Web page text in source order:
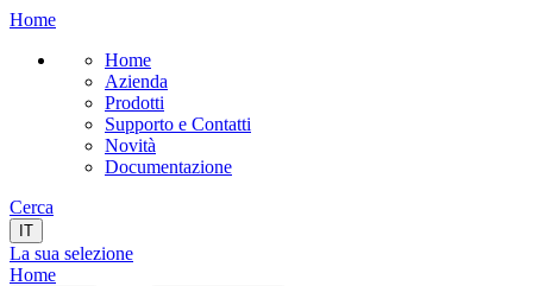
Home
Home
Azienda
Prodotti
Supporto e Contatti
Novità
Documentazione
Cerca
IT
La sua selezione
Home